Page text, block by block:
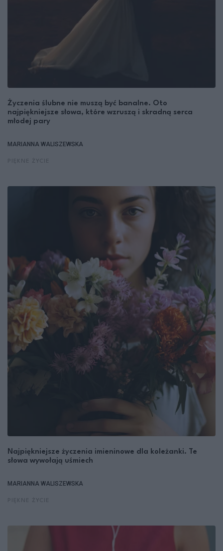
Życzenia ślubne nie muszą być banalne. Oto
najpiękniejsze słowa, które wzruszą i skradną serca
młodej pary
MARIANNA WALISZEWSKA
Najpiękniejsze życzenia imieninowe dla koleżanki. Te
słowa wywołają uśmiech
MARIANNA WALISZEWSKA